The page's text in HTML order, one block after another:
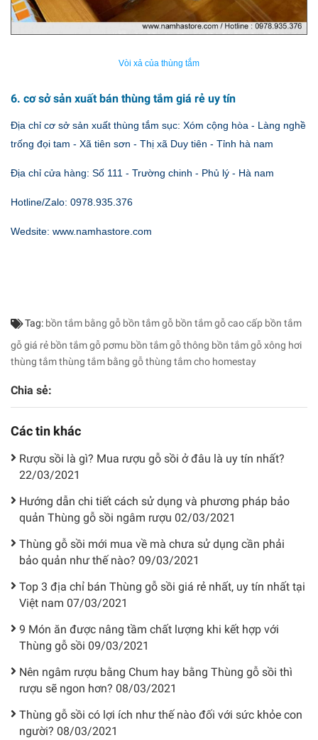
Vòi xả của thùng tắm
6. cơ sở sản xuất bán thùng tắm giá rẻ uy tín
Địa chỉ cơ sở sản xuất thùng tắm sục: Xóm cộng hòa - Làng nghề
trống đọi tam - Xã tiên sơn - Thị xã Duy tiên - Tỉnh hà nam
Địa chỉ cửa hàng: Số 111 - Trường chinh - Phủ lý - Hà nam
Hotline/Zalo: 0978.935.376
Wedsite: www.namhastore.com
Tag: bồn tắm bằng gỗ bồn tắm gỗ bồn tắm gỗ cao cấp bồn tắm
gỗ giá rẻ bồn tắm gỗ pơmu bồn tắm gỗ thông bồn tắm gỗ xông hơi
thùng tắmthùng tắm bằng gỗthùng tắm cho homestay
Chia sẻ:
Các tin khác
Rượu sồi là gì? Mua rượu gỗ sồi ở đâu là uy tín nhất?
22/03/2021
Hướng dẫn chi tiết cách sử dụng và phương pháp bảo
quản Thùng gỗ sồi ngâm rượu 02/03/2021
Thùng gỗ sồi mới mua về mà chưa sử dụng cần phải
bảo quản như thế nào? 09/03/2021
Top 3 địa chỉ bán Thùng gỗ sồi giá rẻ nhất, uy tín nhất tại
Việt nam 07/03/2021
9 Món ăn được nâng tầm chất lượng khi kết hợp với
Thùng gỗ sồi 09/03/2021
Nên ngâm rượu bằng Chum hay bằng Thùng gỗ sồi thì
rượu sẽ ngon hơn? 08/03/2021
Thùng gỗ sồi có lợi ích như thế nào đối với sức khỏe con
người? 08/03/2021